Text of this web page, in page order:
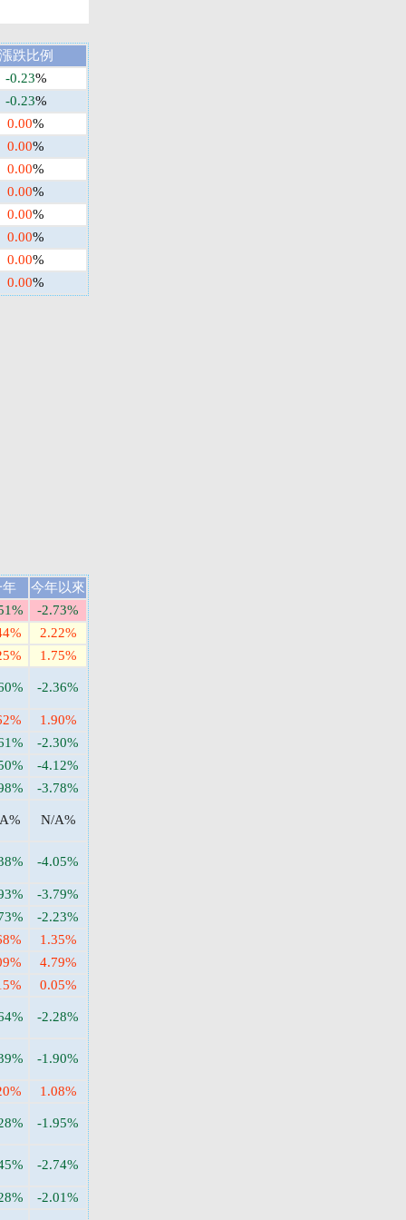
跌比例
-0.23%
-0.23%
0.00%
0.00%
0.00%
0.00%
0.00%
0.00%
0.00%
0.00%
年
今年以來
-2.73%
2.22%
1.75%
-2.36%
1.90%
-2.30%
-4.12%
-3.78%
N/A%
-4.05%
-3.79%
-2.23%
1.35%
4.79%
0.05%
-2.28%
-1.90%
1.08%
-1.95%
-2.74%
-2.01%